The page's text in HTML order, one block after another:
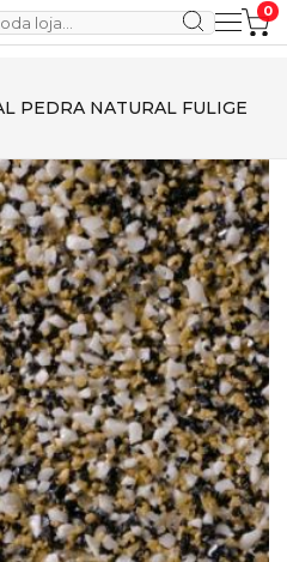
0
PEDRA NATURAL FULIGE